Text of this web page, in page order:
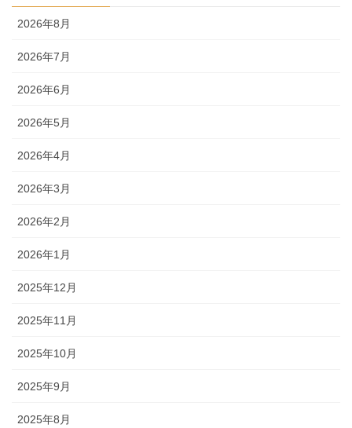
2026年8月
2026年7月
2026年6月
2026年5月
2026年4月
2026年3月
2026年2月
2026年1月
2025年12月
2025年11月
2025年10月
2025年9月
2025年8月